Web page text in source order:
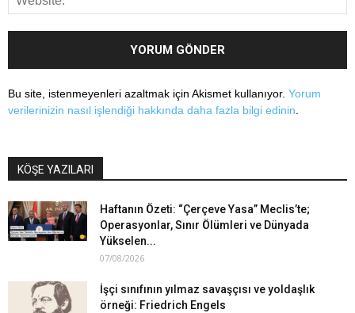
Bu site, istenmeyenleri azaltmak için Akismet kullanıyor. Yorum
verilerinizin nasıl işlendiği hakkında daha fazla bilgi edinin
KÖŞE YAZILARI
Haftanın Özeti: “Çerçeve Yasa” Meclis’te;
Operasyonlar, Sınır Ölümleri ve Dünyada
Yükselen...
07/08/2026
İşçi sınıfının yılmaz savaşçısı ve yoldaşlık
örneği: Friedrich Engels